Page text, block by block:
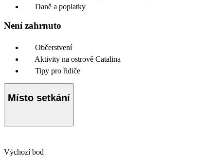
Daně a poplatky
Není zahrnuto
Občerstvení
Aktivity na ostrově Catalina
Tipy pro řidiče
Místo setkání
Výchozí bod